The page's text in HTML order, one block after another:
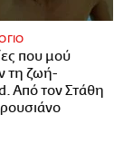
που μού
τη ζωή-
Aπό τον Στάθη